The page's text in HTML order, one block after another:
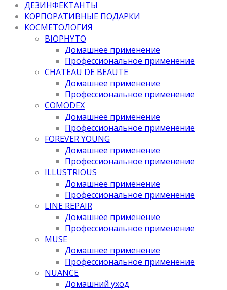
ДЕЗИНФЕКТАНТЫ
КОРПОРАТИВНЫЕ ПОДАРКИ
КОСМЕТОЛОГИЯ
BIOPHYTO
Домашнее применение
Профессиональное применение
CHATEAU DE BEAUTE
Домашнее применение
Профессиональное применение
COMODEX
Домашнее применение
Профессиональное применение
FOREVER YOUNG
Домашнее применение
Профессиональное применение
ILLUSTRIOUS
Домашнее применение
Профессиональное применение
LINE REPAIR
Домашнее применение
Профессиональное применение
MUSE
Домашнее применение
Профессиональное применение
NUANCE
Домашний уход